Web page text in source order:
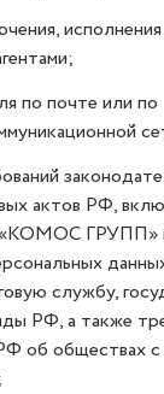
по почте или по
актов РФ,
ГРУПП»
службу,
РФ, а также
об обществах с